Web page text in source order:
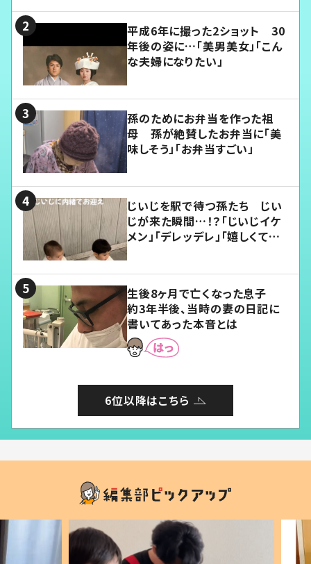
平成6年に撮った2ショット 30
年後の姿に…「美男美女」「こん
な夫婦になりたい」
孫のためにお弁当を作った祖
母 孫が絶賛したお弁当に「美
味しそう」「お弁当すごい」
じいじを駅で待つ孫たち じい
じが来た瞬間…！？「じいじイケ
メン」「デレッデレ」「嬉しくて可
生後8ヶ月で亡くなった息子
約3年半後、当時の妻の日記に
書いてあった本音とは
6位以降はこちら